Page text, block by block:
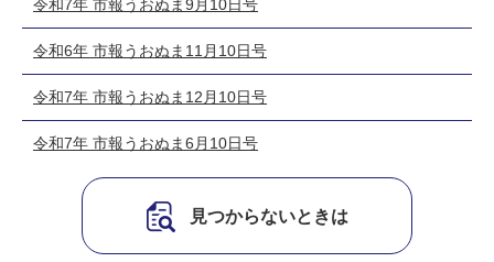
令和7年 市報うおぬま9月10日号
令和6年 市報うおぬま11月10日号
令和7年 市報うおぬま12月10日号
令和7年 市報うおぬま6月10日号
見つからないときは